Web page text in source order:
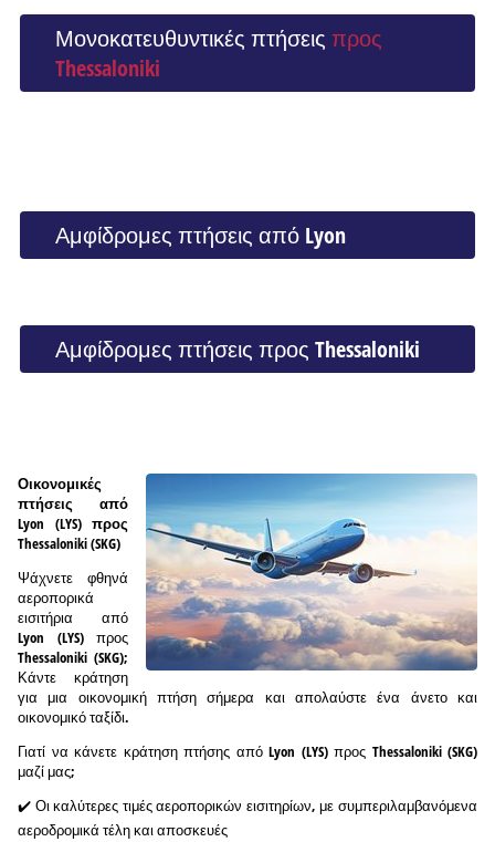
Μονοκατευθυντικές πτήσεις προς
Thessaloniki
Αμφίδρομες πτήσεις από Lyon
Αμφίδρομες πτήσεις προς Thessaloniki
Οικονομικές
πτήσεις από
Lyon (LYS) προς
Thessaloniki (SKG)
Ψάχνετε φθηνά
αεροπορικά
εισιτήρια από
Lyon (LYS) προς
Thessaloniki (SKG);
Κάντε κράτηση
για μια οικονομική πτήση σήμερα και απολαύστε ένα άνετο και
οικονομικό ταξίδι.
Γιατί να κάνετε κράτηση πτήσης από Lyon (LYS) προς Thessaloniki (SKG)
μαζί μας;
✔️ Οι καλύτερες τιμές αεροπορικών εισιτηρίων, με συμπεριλαμβανόμενα
αεροδρομικά τέλη και αποσκευές